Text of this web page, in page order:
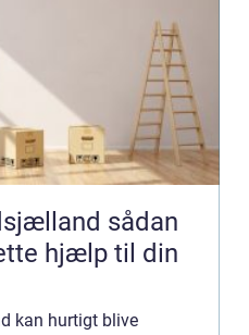
sådan
hjælp til din
kan hurtigt blive